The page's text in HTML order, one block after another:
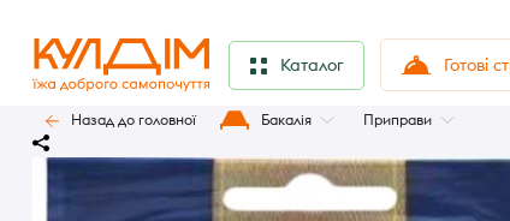
Каталог Готові
Назад до головної Бакалія Приправи